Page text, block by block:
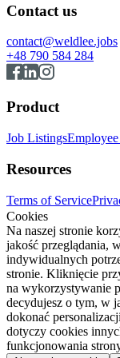
Contact us
contact@weldlee.jobs
+48 790 584 284
Product
Job Listings
Resources
Terms of Service
Cookies
Na naszej stronie
jakość przeglądania,
indywidualnych
stronie. Kliknięcie
na wykorzystywanie
decydujesz o tym, w
dokonać
dotyczy cookies
funkcjonowania